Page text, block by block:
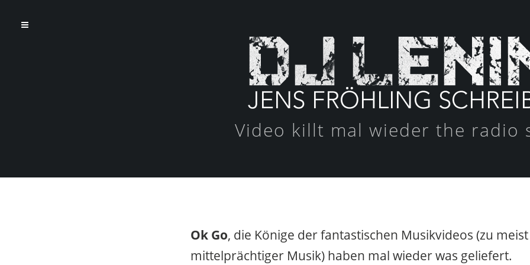
Video killt mal wieder the radio
Ok Go, die Könige der fantastischen Musikvideos (zu meist
mittelprächtiger Musik) haben mal wieder was geliefert.